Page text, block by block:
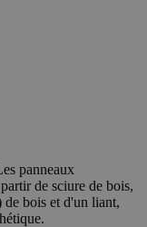
panneaux
de sciure de bois,
de bois et d'un liant,